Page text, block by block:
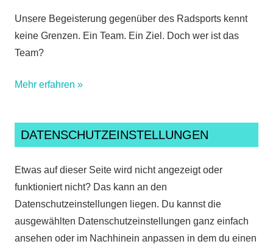
Unsere Begeisterung gegenüber des Radsports kennt
keine Grenzen. Ein Team. Ein Ziel. Doch wer ist das
Team?
Mehr erfahren »
DATENSCHUTZEINSTELLUNGEN
Etwas auf dieser Seite wird nicht angezeigt oder
funktioniert nicht? Das kann an den
Datenschutzeinstellungen liegen. Du kannst die
ausgewählten Datenschutzeinstellungen ganz einfach
ansehen oder im Nachhinein anpassen in dem du einen